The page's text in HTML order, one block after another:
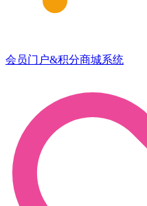
会员门户&积分商城系统